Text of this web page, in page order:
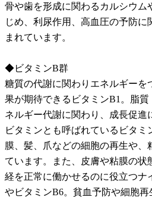
骨や歯を形成に関わるカルシウム
じめ、利尿作用、高血圧の予防に
まれています。
◆ビタミンB群
糖質の代謝に関わりエネルギーを
果が期待できるビタミンB1。脂
ネルギー代謝に関わり、成長促進
ビタミンとも呼ばれているビタミ
膜、髪、爪などの細胞の再生や、
ています。また、皮膚や粘膜の状
経を正常に働かせるのに役立つナ
やビタミンB6。貧血予防や細胞